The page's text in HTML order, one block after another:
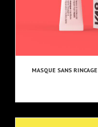
MASQUE SANS